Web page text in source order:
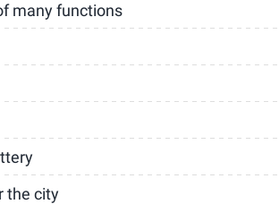
many functions
the city